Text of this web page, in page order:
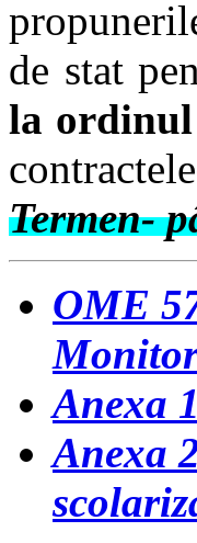
de stat
la ordinul
Termen-
OME
Anexa
Anexa